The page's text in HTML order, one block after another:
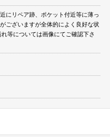
にリペア跡、ポケット付近等に薄っ
ございますが全体的によく良好な状
等については画像にてご確認下さ